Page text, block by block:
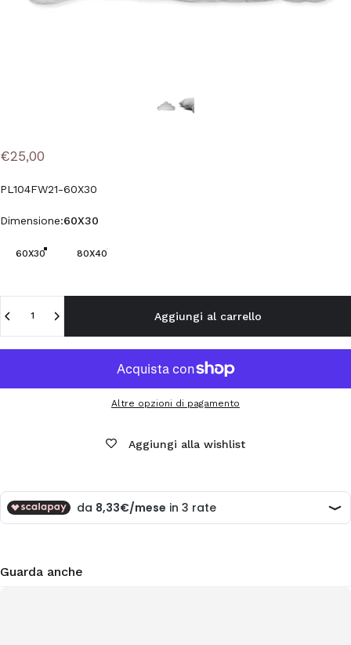
€25,00
PL104FW21-60X30
Dimensione
Dimensione:60X30
60X30 80X40
Aggiungi al carrello
Altre opzioni di pagamento
Aggiungi alla wishlist
Guarda anche